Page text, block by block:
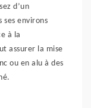
d’un
ses environs
à la
assurer la mise
ou en alu à des